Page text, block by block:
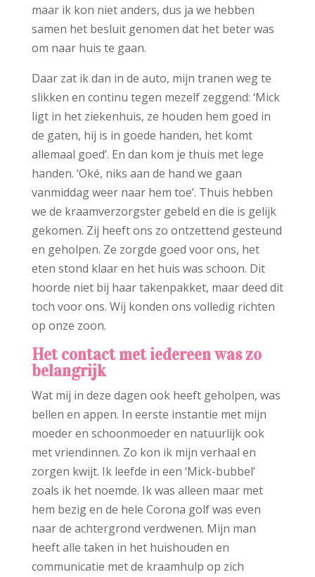
maar ik kon niet anders, dus ja we hebben
samen het besluit genomen dat het beter was
om naar huis te gaan.
Daar zat ik dan in de auto, mijn tranen weg te
slikken en continu tegen mezelf zeggend: ‘Mick
ligt in het ziekenhuis, ze houden hem goed in
de gaten, hij is in goede handen, het komt
allemaal goed’. En dan kom je thuis met lege
handen. ‘Oké, niks aan de hand we gaan
vanmiddag weer naar hem toe’. Thuis hebben
we de kraamverzorgster gebeld en die is gelijk
gekomen. Zij heeft ons zo ontzettend gesteund
en geholpen. Ze zorgde goed voor ons, het
eten stond klaar en het huis was schoon. Dit
hoorde niet bij haar takenpakket, maar deed dit
toch voor ons. Wij konden ons volledig richten
op onze zoon.
Het contact met iedereen was zo
belangrijk
Wat mij in deze dagen ook heeft geholpen, was
bellen en appen. In eerste instantie met mijn
moeder en schoonmoeder en natuurlijk ook
met vriendinnen. Zo kon ik mijn verhaal en
zorgen kwijt. Ik leefde in een ‘Mick-bubbel’
zoals ik het noemde. Ik was alleen maar met
hem bezig en de hele Corona golf was even
naar de achtergrond verdwenen. Mijn man
heeft alle taken in het huishouden en
communicatie met de kraamhulp op zich